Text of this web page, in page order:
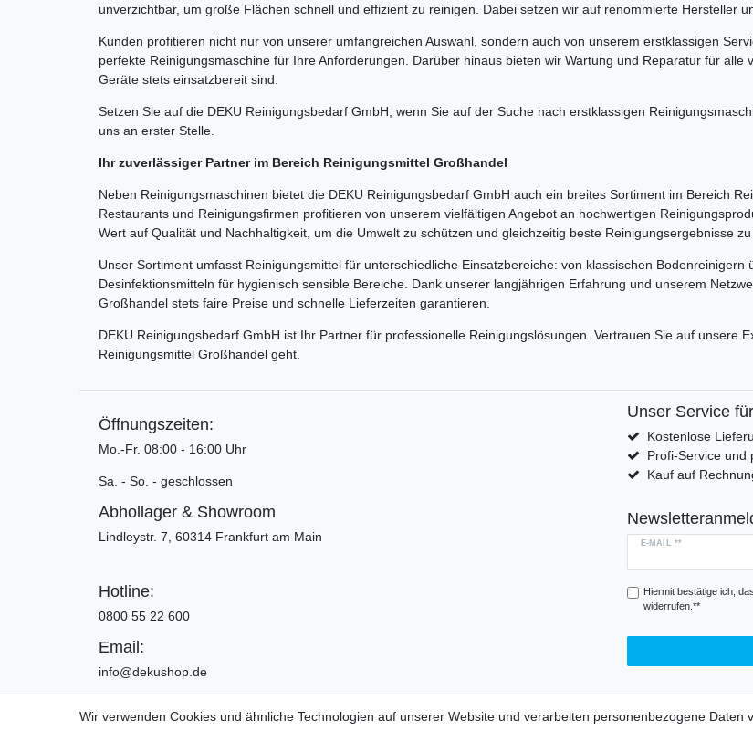
unverzichtbar, um große Flächen schnell und effizient zu reinigen. Dabei setzen wir auf renommierte Hersteller
Kunden profitieren nicht nur von unserer umfangreichen Auswahl, sondern auch von unserem erstklassigen
perfekte Reinigungsmaschine für Ihre Anforderungen. Darüber hinaus bieten wir Wartung und Reparatur für
Geräte stets einsatzbereit sind.
Setzen Sie auf die DEKU Reinigungsbedarf GmbH, wenn Sie auf der Suche nach erstklassigen
uns an erster Stelle.
Ihr zuverlässiger Partner im Bereich Reinigungsmittel Großhandel
Neben Reinigungsmaschinen bietet die DEKU Reinigungsbedarf GmbH auch ein breites Sortiment im Bereich
Restaurants und Reinigungsfirmen profitieren von unserem vielfältigen Angebot an hochwertigen
Wert auf Qualität und Nachhaltigkeit, um die Umwelt zu schützen und gleichzeitig beste Reinigungsergebnisse zu
Unser Sortiment umfasst Reinigungsmittel für unterschiedliche Einsatzbereiche: von klassischen
Desinfektionsmitteln für hygienisch sensible Bereiche. Dank unserer langjährigen Erfahrung und unserem
Großhandel stets faire Preise und schnelle Lieferzeiten garantieren.
DEKU Reinigungsbedarf GmbH ist Ihr Partner für professionelle Reinigungslösungen. Vertrauen Sie auf unsere
Reinigungsmittel Großhandel geht.
Öffnungszeiten:
Mo.-Fr. 08:00 - 16:00 Uhr
Sa. - So. - geschlossen
Abhollager & Showroom
Lindleystr. 7, 60314 Frankfurt am Main
Hotline:
0800 55 22 600
Email:
info@dekushop.de
Unser Service
Kostenlose
Profi-Service und
Kauf auf
E-MAIL **
Hiermit bestätige ich,
widerrufen.**
Wir verwenden Cookies und ähnliche Technologien auf unserer Website und verarbeiten personenbezogene Daten